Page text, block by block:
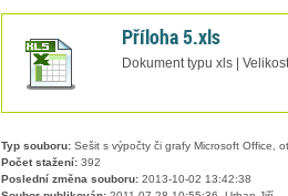
Příloha 5.xls
Dokument typu xls |
Typ souboru:Sešit s výpočty či grafy Microsoft Office,
Počet stažení:392
Poslední změna souboru:2013-10-02 13:42:38